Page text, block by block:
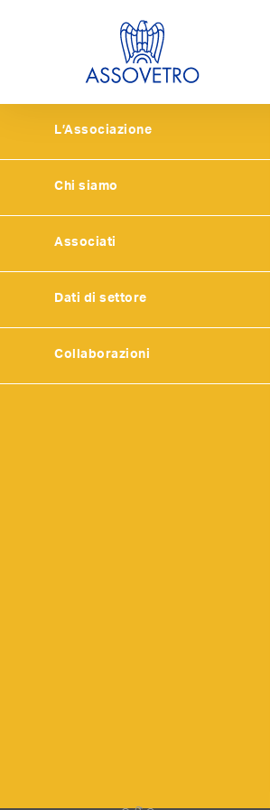
L’Associazione
Chi siamo
Associati
Dati di settore
Collaborazioni